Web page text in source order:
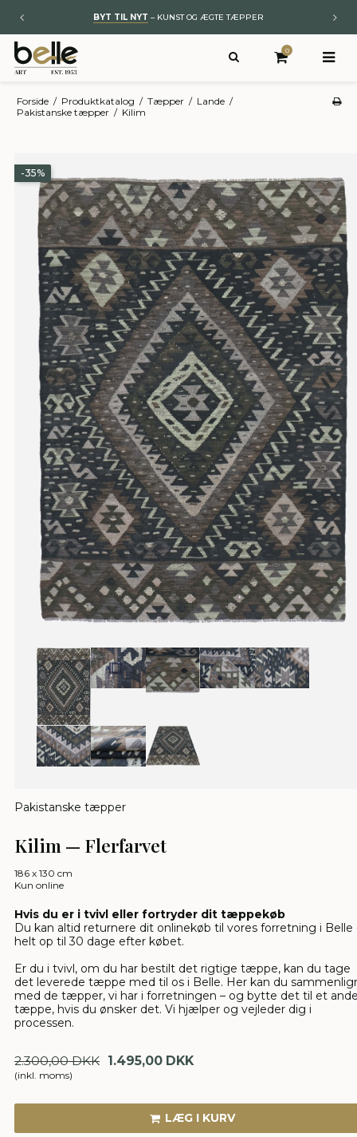
BYT TIL NYT – KUNST OG ÆGTE TÆPPER
0
Forside / Produktkatalog / Tæpper / Lande /
Pakistanske tæpper / Kilim
-35%
Pakistanske tæpper
Kilim — Flerfarvet
186 x 130 cm
Kun online
Hvis du er i tvivl eller fortryder dit tæppekøb
Du kan altid returnere dit onlinekøb til vores forretning i Belle
helt op til 30 dage efter købet.
Er du i tvivl, om du har bestilt det rigtige tæppe, kan du tage
det leverede tæppe med til os i Belle. Her kan du
med de tæpper, vi har i forretningen – og bytte det til et
tæppe, hvis du ønsker det. Vi hjælper og vejleder dig i
processen.
1.495,00 DKK
2.300,00 DKK
(inkl. moms)
LÆG I KURV